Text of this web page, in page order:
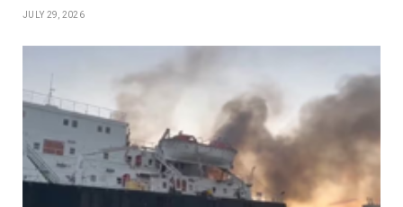
JULY 29, 2026